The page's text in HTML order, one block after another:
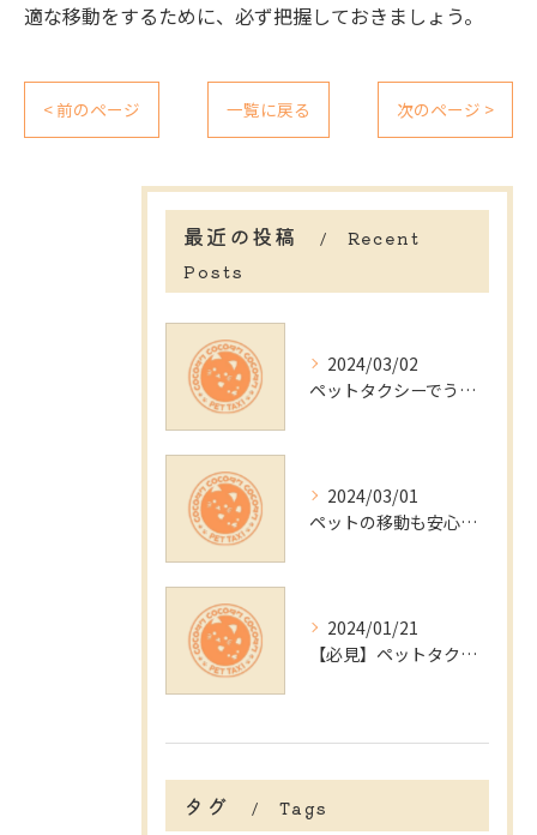
適な移動をするために、必ず把握しておきましょう。
< 前のページ 一覧に戻る 次のページ >
最近の投稿
Recent
Posts
2024/03/02
ペットタクシーでうさぎを放置する飼い主のリスクとは？
2024/03/01
ペットの移動も安心！東京都内のペットタクシー
2024/01/21
【必見】ペットタクシーでの緊急時の対処法と病気予防の方法
タグ Tags